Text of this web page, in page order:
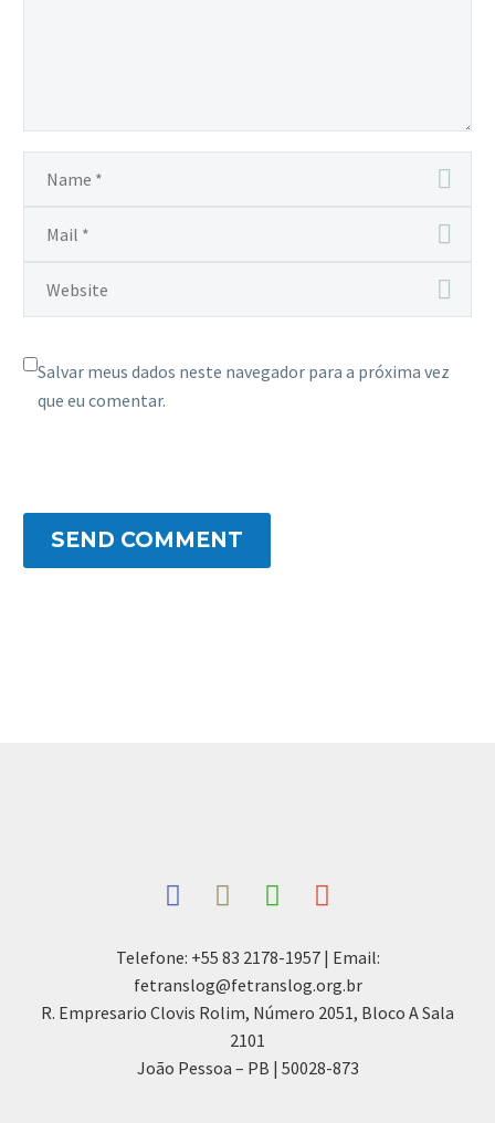
Salvar meus dados neste navegador para a próxima vez
que eu comentar.
SEND COMMENT
Telefone: +55 83 2178-1957 | Email:
fetranslog@fetranslog.org.br
R. Empresario Clovis Rolim, Número 2051, Bloco A Sala
2101
João Pessoa – PB | 50028-873